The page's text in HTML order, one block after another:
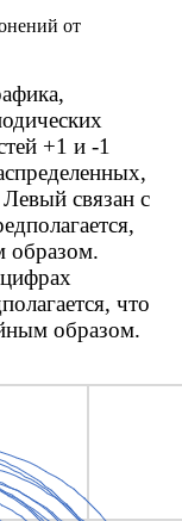
от
+1 и -1
связан с
образом.
что
образом.